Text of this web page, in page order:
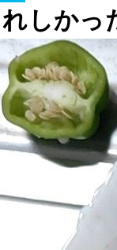
れしかっ